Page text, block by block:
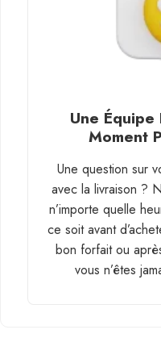
Une
Moment
Une question sur
avec la livraison ?
n’importe quelle
ce soit avant
bon forfait ou
vous n’êtes